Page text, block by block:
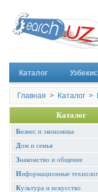
Каталог
Главная > Каталог >
Каталог
Бизнес и экономика
Дом и семья
Знакомство и общение
Информационные
Культура и искусство